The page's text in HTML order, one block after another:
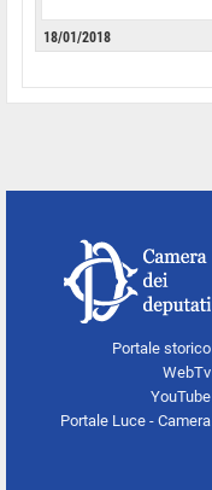
18/01/2018
Portale storico
WebTv
YouTube
Portale Luce - Camera